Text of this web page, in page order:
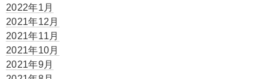
2022年1月
2021年12月
2021年11月
2021年10月
2021年9月